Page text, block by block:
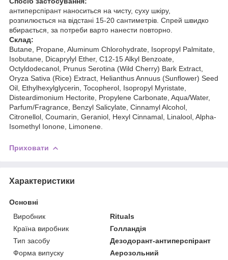
антиперспірант наноситься на чисту, суху шкіру,
розпилюється на відстані 15-20 сантиметрів. Спрей швидко
вбирається, за потреби варто нанести повторно.
Склад:
Butane, Propane, Aluminum Chlorohydrate, Isopropyl Palmitate,
Isobutane, Dicaprylyl Ether, C12-15 Alkyl Benzoate,
Octyldodecanol, Prunus Serotina (Wild Cherry) Bark Extract,
Oryza Sativa (Rice) Extract, Helianthus Annuus (Sunflower) Seed
Oil, Ethylhexylglycerin, Tocopherol, Isopropyl Myristate,
Disteardimonium Hectorite, Propylene Carbonate, Aqua/Water,
Parfum/Fragrance, Benzyl Salicylate, Cinnamyl Alcohol,
Citronellol, Coumarin, Geraniol, Hexyl Cinnamal, Linalool, Alpha-
Isomethyl Ionone, Limonene.
Приховати
Характеристики
Основні
Виробник
Rituals
Країна виробник
Голландія
Тип засобу
Дезодорант-антиперспірант
Форма випуску
Аерозольний